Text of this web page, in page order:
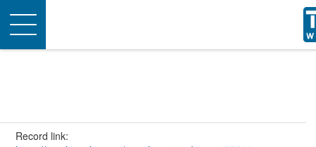
Toggle
navigation
Record link: